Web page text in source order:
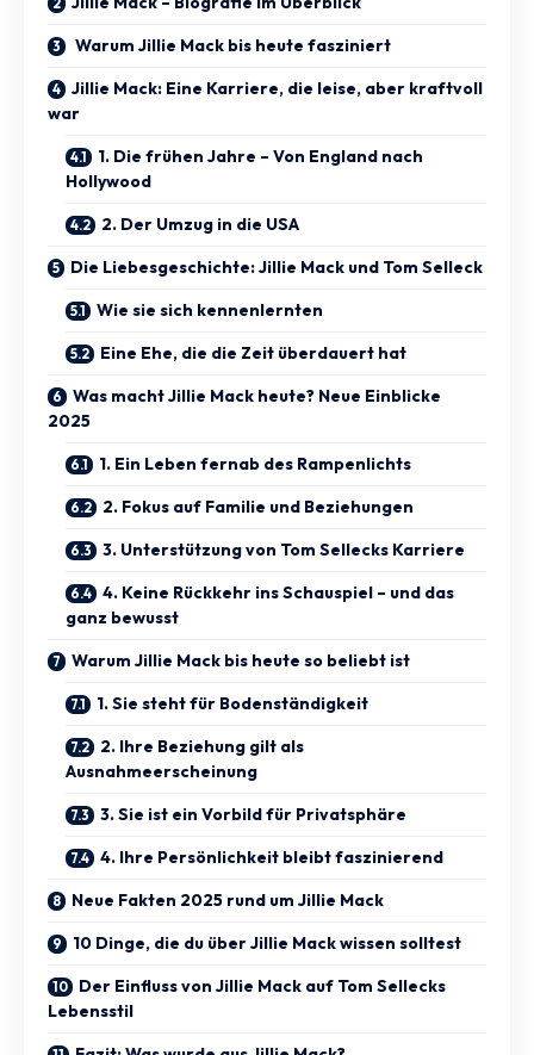
Warum Jillie Mack bis heute fasziniert
Jillie Mack: Eine Karriere, die leise, aber kraftvoll
war
1. Die frühen Jahre – Von England nach
Hollywood
2. Der Umzug in die USA
Die Liebesgeschichte: Jillie Mack und Tom Selleck
Wie sie sich kennenlernten
Eine Ehe, die die Zeit überdauert hat
Was macht Jillie Mack heute? Neue Einblicke
2025
1. Ein Leben fernab des Rampenlichts
2. Fokus auf Familie und Beziehungen
3. Unterstützung von Tom Sellecks Karriere
4. Keine Rückkehr ins Schauspiel – und das
ganz bewusst
Warum Jillie Mack bis heute so beliebt ist
1. Sie steht für Bodenständigkeit
2. Ihre Beziehung gilt als
Ausnahmeerscheinung
3. Sie ist ein Vorbild für Privatsphäre
4. Ihre Persönlichkeit bleibt faszinierend
Neue Fakten 2025 rund um Jillie Mack
10 Dinge, die du über Jillie Mack wissen solltest
Der Einfluss von Jillie Mack auf Tom Sellecks
Lebensstil